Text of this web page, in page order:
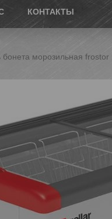
КОНТАКТЫ
бонета морозильная